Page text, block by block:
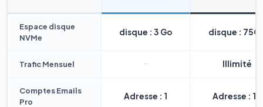
Espace disque
NVMe
disque : 3 Go disque :
Trafic Mensuel Illimité
Comptes Emails
Pro
Adresse : 1 Adresse : 10